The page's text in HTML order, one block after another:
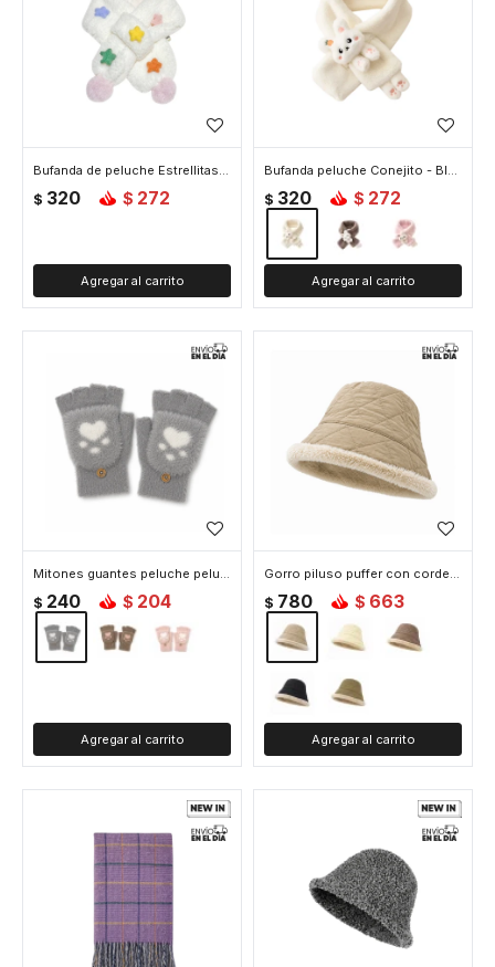
Bufanda de peluche Estrellitas - Blanco
$ 320 $ 272
Bufanda peluche Conejito - Blanco
$ 320 $ 272
Mitones guantes peluche peludito Huella - Gris Claro
$ 240 $ 204
Gorro piluso puffer con corderito - Beige
$ 780 $ 663